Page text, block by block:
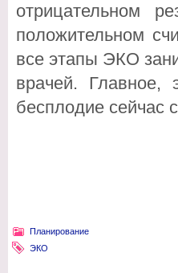
отрицательном
положительном
все этапы ЭКО
врачей. Главное,
бесплодие сейчас
Планирование
ЭКО